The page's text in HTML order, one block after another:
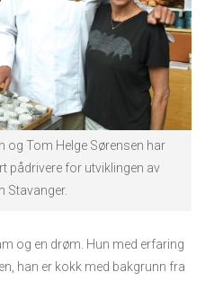
og Tom Helge Sørensen har
pådrivere for utviklingen av
Stavanger.
og en drøm. Hun med erfaring
han er kokk med bakgrunn fra